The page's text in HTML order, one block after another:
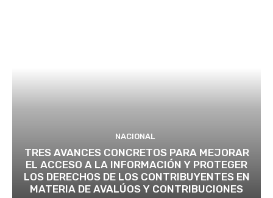
NACIONAL
TRES AVANCES CONCRETOS PARA MEJORAR
EL ACCESO A LA INFORMACIÓN Y PROTEGER
LOS DERECHOS DE LOS CONTRIBUYENTES EN
MATERIA DE AVALÚOS Y CONTRIBUCIONES